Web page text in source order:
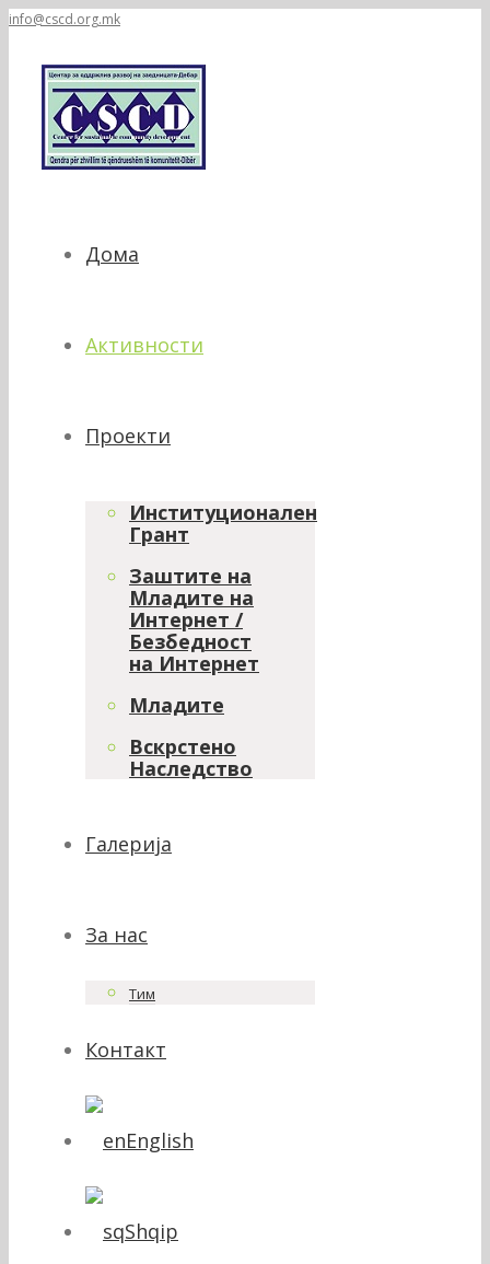
info@cscd.org.mk
Дома
Активности
Проекти
Институционален
Грант
Заштите на
Младите на
Интернет /
Безбедност
на Интернет
Младите
Вскрстено
Наследство
Галерија
За нас
Тим
Контакт
English
Shqip